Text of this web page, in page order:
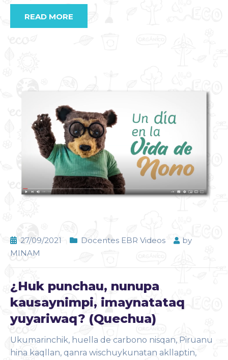
READ MORE
27/09/2021 Docentes EBR Videos
by
MINAM
¿Huk punchau, nunupa
kausaynimpi, imaynatataq
yuyariwaq? (Quechua)
Ukumarinchik, huella de carbono nisqan, Piruanu
hina kaqllan, qanra wischuykunatan akllaptin,